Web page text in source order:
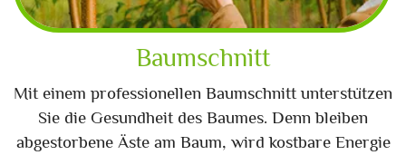
Baumschnitt
Mit einem professionellen Baumschnitt unterstützen
Sie die Gesundheit des Baumes. Denn bleiben
abgestorbene Äste am Baum, wird kostbare Energie